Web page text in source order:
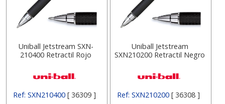
Uniball Jetstream SXN-
210400 Retractil Rojo
Ref: SXN210400 [ 36309 ]
Uniball Jetstream
SXN210200 Retractil Negro
Ref: SXN210200 [ 36308 ]